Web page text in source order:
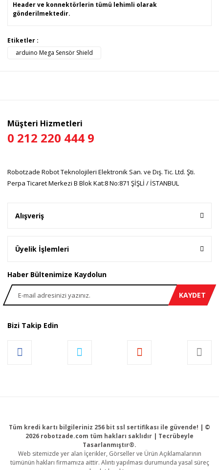
Header ve konnektörlerin tümü lehimli olarak
gönderilmektedir.
Bu ürüne ilk yorumu siz yapın!
Bu ürünün fiyat bilgisi, resim, ürün açıklamalarında ve diğer
konularda yetersiz gördüğünüz noktaları öneri formunu
kullanarak tarafımıza iletebilirsiniz.
Ürün bilgilerinde hatalar bulunuyor.
Ürün fiyatı diğer sitelerden daha pahalı.
Etiketler :
arduino Mega Sensör Shield
Müşteri Hizmetleri
0 212 220 444 9
Robotzade Robot Teknolojileri Elektronik San. ve Dış. Tic. Ltd. Şti.
Perpa Ticaret Merkezi B Blok Kat:8 No:871 ŞİŞLİ / İSTANBUL
Alışveriş
Üyelik İşlemleri
Haber Bültenimize Kaydolun
KAYDET
Bizi Takip Edin
Tüm kredi kartı bilgileriniz 256 bit ssl sertifikası ile güvende! | ©
2026 robotzade.com tüm hakları saklıdır | Tecrübeyle
Tasarlanmıştır®.
Web sitemizde yer alan İçerikler, Görseller ve Ürün Açıklamalarının
tümünün hakları firmamıza aittir. Alıntı yapılması durumunda yasal süreç